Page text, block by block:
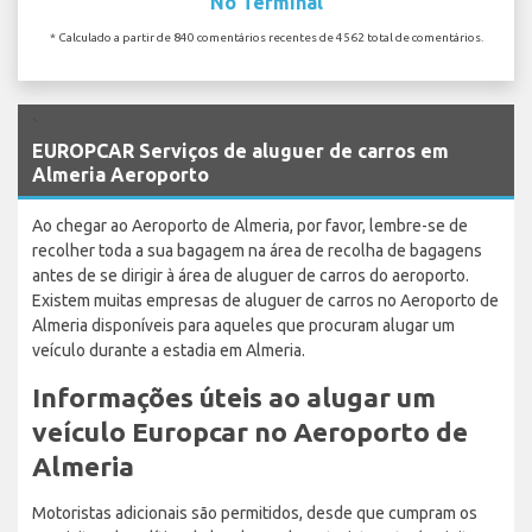
* Calculado a partir de 840 comentários recentes de 4562 total de comentários.
EUROPCAR Serviços de aluguer de carros em
Almeria Aeroporto
Ao chegar ao Aeroporto de Almeria, por favor, lembre-se de
recolher toda a sua bagagem na área de recolha de bagagens
antes de se dirigir à área de aluguer de carros do aeroporto.
Existem muitas empresas de aluguer de carros no Aeroporto de
Almeria disponíveis para aqueles que procuram alugar um
veículo durante a estadia em Almeria.
Informações úteis ao alugar um
veículo Europcar no Aeroporto de
Almeria
Motoristas adicionais são permitidos, desde que cumpram os